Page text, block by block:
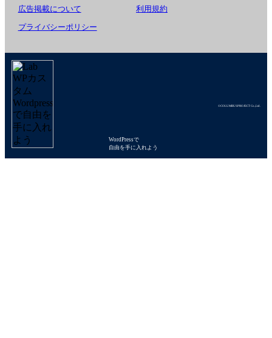
広告掲載について 利用規約
プライバシーポリシー
WordPressで
自由を手に入れよう
©COLUMBUSPROJECT Co.,Ltd.